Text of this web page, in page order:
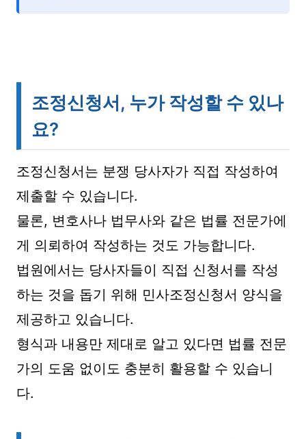
조정신청서, 누가 작성할 수 있나
요?
조정신청서는 분쟁 당사자가 직접 작성하여
제출할 수 있습니다.
물론, 변호사나 법무사와 같은 법률 전문가에
게 의뢰하여 작성하는 것도 가능합니다.
법원에서는 당사자들이 직접 신청서를 작성
하는 것을 돕기 위해 민사조정신청서 양식을
제공하고 있습니다.
형식과 내용만 제대로 알고 있다면 법률 전문
가의 도움 없이도 충분히 활용할 수 있습니
다.